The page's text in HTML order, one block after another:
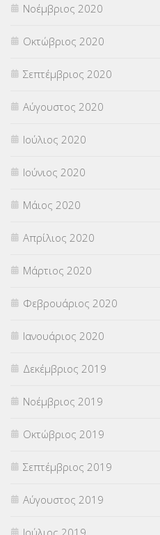
Νοέμβριος 2020
Οκτώβριος 2020
Σεπτέμβριος 2020
Αύγουστος 2020
Ιούλιος 2020
Ιούνιος 2020
Μάιος 2020
Απρίλιος 2020
Μάρτιος 2020
Φεβρουάριος 2020
Ιανουάριος 2020
Δεκέμβριος 2019
Νοέμβριος 2019
Οκτώβριος 2019
Σεπτέμβριος 2019
Αύγουστος 2019
Ιούλιος 2019